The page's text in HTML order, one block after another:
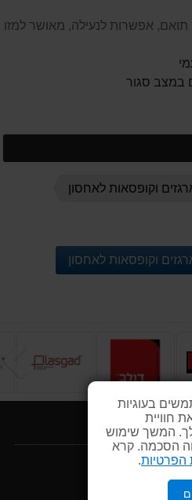
בעוגיות
חוויית
המשך שימוש
הסכמה. קרא
הפרטיות
אפשרות לנעילה, מאושר למזון
במצב סגור
וקופסאות לאחסון
וקופסאות לאחסון